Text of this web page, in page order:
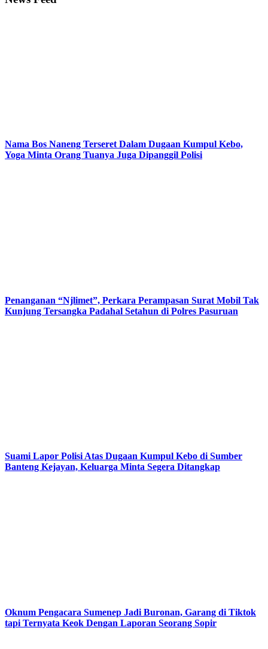
Nama Bos Naneng Terseret Dalam Dugaan Kumpul Kebo,
Yoga Minta Orang Tuanya Juga Dipanggil Polisi
Penanganan “Njlimet”, Perkara Perampasan Surat Mobil Tak
Kunjung Tersangka Padahal Setahun di Polres Pasuruan
Suami Lapor Polisi Atas Dugaan Kumpul Kebo di Sumber
Banteng Kejayan, Keluarga Minta Segera Ditangkap
Oknum Pengacara Sumenep Jadi Buronan, Garang di Tiktok
tapi Ternyata Keok Dengan Laporan Seorang Sopir